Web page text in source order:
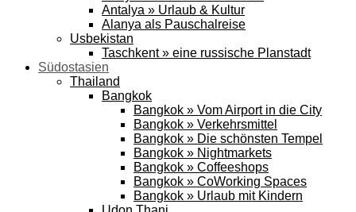
Antalya » Urlaub & Kultur
Alanya als Pauschalreise
Usbekistan
Taschkent » eine russische Planstadt
Südostasien
Thailand
Bangkok
Bangkok » Vom Airport in die City
Bangkok » Verkehrsmittel
Bangkok » Die schönsten Tempel
Bangkok » Nightmarkets
Bangkok » Coffeeshops
Bangkok » CoWorking Spaces
Bangkok » Urlaub mit Kindern